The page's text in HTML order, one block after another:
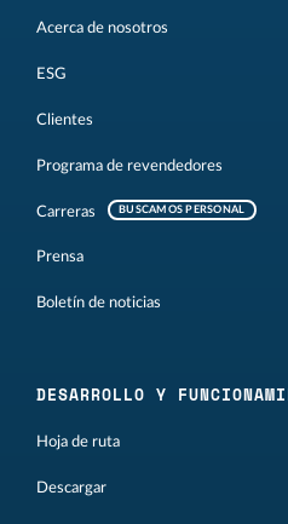
Acerca de nosotros
ESG
Clientes
Programa de revendedores
Carreras BUSCAMOS PERSONAL
Prensa
Boletín de noticias
DESARROLLO Y
Hoja de ruta
Descargar